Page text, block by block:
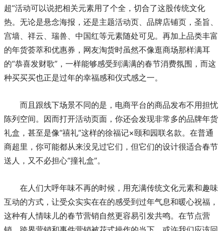
超”活动可以说把相关元素用了个全，切合了这股传统文化
热。无论是悬念海报，还是主题活动页、品牌店铺页，圣旨、
宫墙、祥云、瑞兽、中国红等元素随处可见。再加上品类丰富
的年货荟萃和优惠券，网友淘货时虽然不像逛商场那样满耳
的“恭喜发财歌”，一样能够感受到满满的春节消费氛围，而这
种买买买也正是过年的幸福感和仪式感之一。
而且跟线下场景不同的是，电商平台的商品发布不用担忧
陈列空间。因而打开活动页面，你还会发现非常多的品牌年货
礼盒，甚至是像“禧礼”这样的徐福记×颐和园联名款。在普通
商超里，你可能都从来没见过它们，但它们的设计很适合春节
送人，又不必担心“撞礼盒”。
在人们大呼年味不再的时候，用充满传统文化元素和趣味
互动的方式，让受众实实在在的感受到过年气息和暖心祝福，
这种有人情味儿的春节营销自然更容易引发共鸣。在节点营